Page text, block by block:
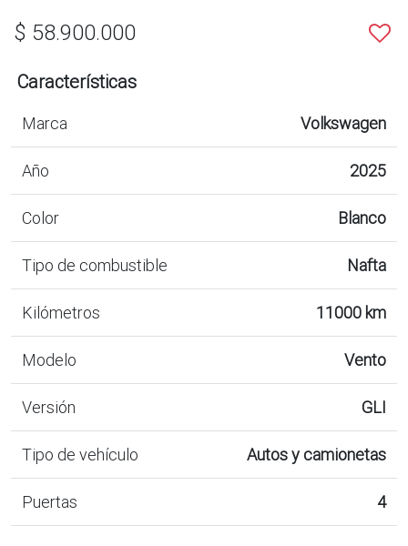
$ 58.900.000
Características
Marca Volkswagen
Año 2025
Color Blanco
Tipo de combustible Nafta
Kilómetros 11000 km
Modelo Vento
Versión GLI
Tipo de vehículo Autos y camionetas
Puertas 4